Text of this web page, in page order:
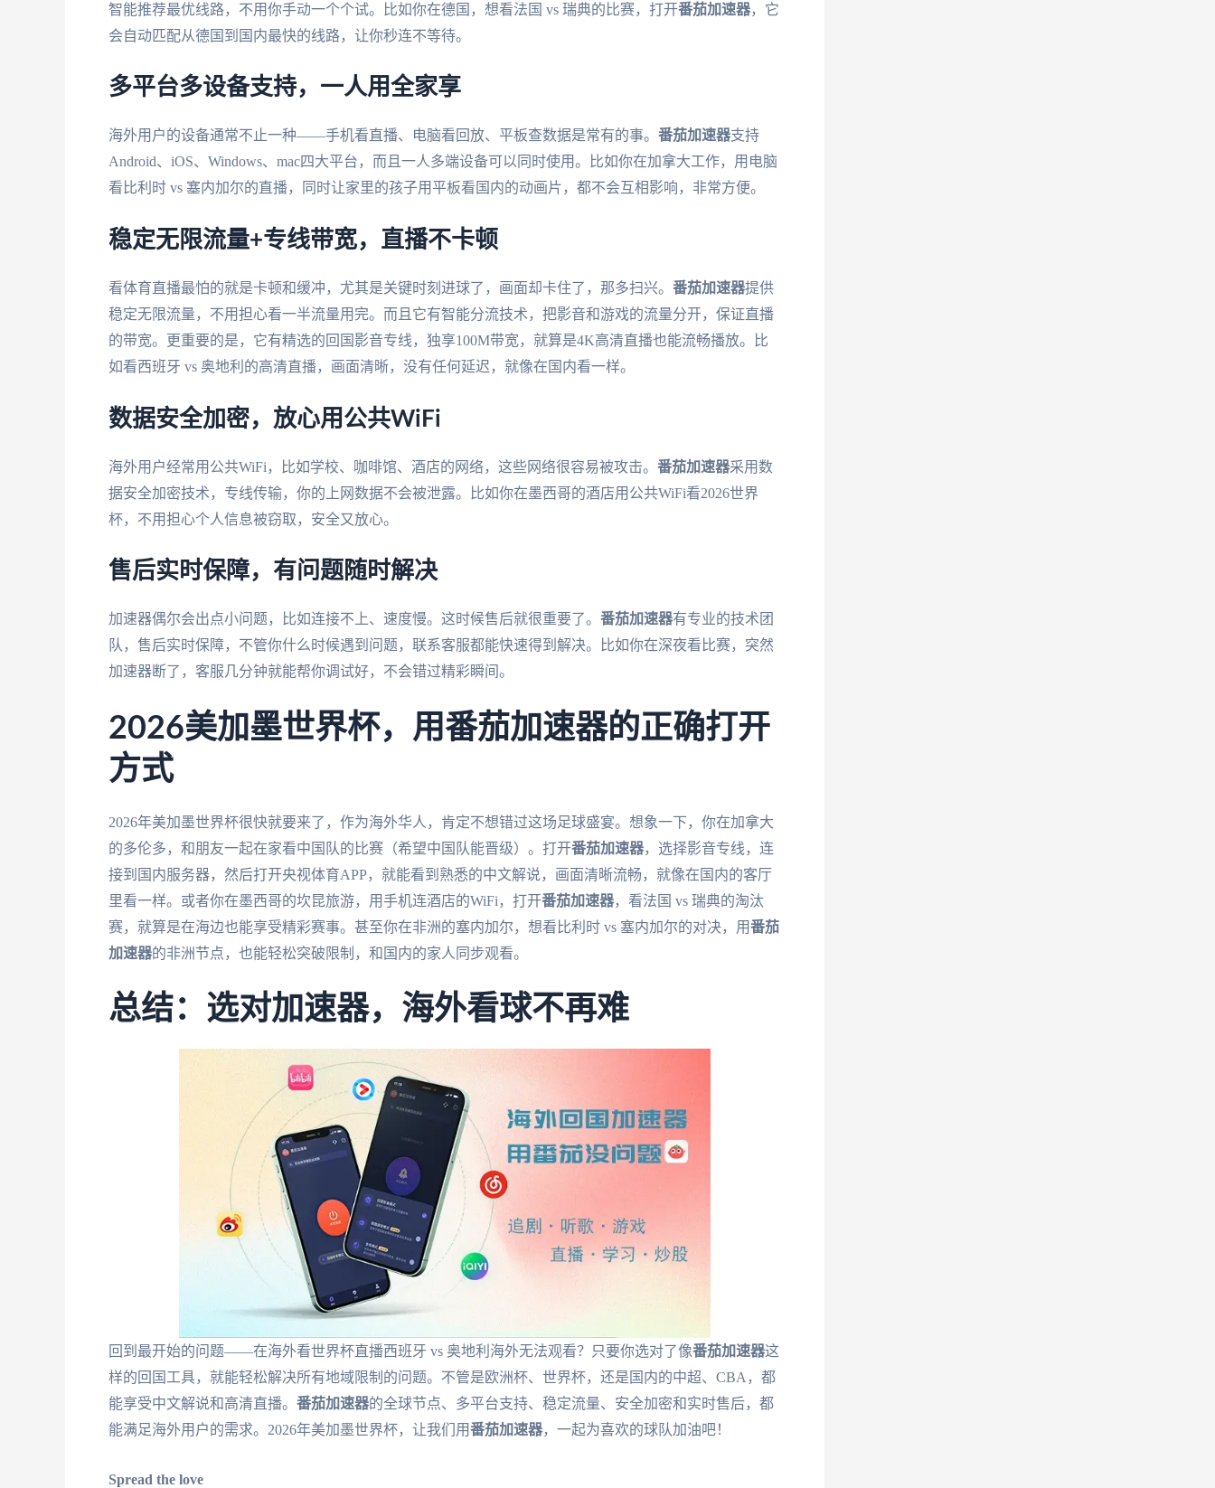
智能推荐最优线路，不用你手动一个个试。比如你在德国，想看法国 vs 瑞典的比赛，打开番茄加速器，它
会自动匹配从德国到国内最快的线路，让你秒连不等待。
多平台多设备支持，一人用全家享
海外用户的设备通常不止一种——手机看直播、电脑看回放、平板查数据是常有的事。 番茄加速器支持
Android、iOS、Windows、mac四大平台，而且一人多端设备可以同时使用。比如你在加拿大工作，用电脑
看比利时 vs 塞内加尔的直播，同时让家里的孩子用平板看国内的动画片，都不会互相影响，非常方便。
稳定无限流量+专线带宽，直播不卡顿
看体育直播最怕的就是卡顿和缓冲，尤其是关键时刻进球了，画面却卡住了，那多扫兴。 番茄加速器提供
稳定无限流量，不用担心看一半流量用完。而且它有智能分流技术，把影音和游戏的流量分开，保证直播
的带宽。更重要的是，它有精选的回国影音专线，独享100M带宽，就算是4K高清直播也能流畅播放。比
如看西班牙 vs 奥地利的高清直播，画面清晰，没有任何延迟，就像在国内看一样。
数据安全加密，放心用公共WiFi
海外用户经常用公共WiFi，比如学校、咖啡馆、酒店的网络，这些网络很容易被攻击。 番茄加速器采用数
据安全加密技术，专线传输，你的上网数据不会被泄露。比如你在墨西哥的酒店用公共WiFi看2026世界
杯，不用担心个人信息被窃取，安全又放心。
售后实时保障，有问题随时解决
加速器偶尔会出点小问题，比如连接不上、速度慢。这时候售后就很重要了。 番茄加速器有专业的技术团
队，售后实时保障，不管你什么时候遇到问题，联系客服都能快速得到解决。比如你在深夜看比赛，突然
加速器断了，客服几分钟就能帮你调试好，不会错过精彩瞬间。
2026美加墨世界杯，用番茄加速器的正确打开
方式
2026年美加墨世界杯很快就要来了，作为海外华人，肯定不想错过这场足球盛宴。想象一下，你在加拿大
的多伦多，和朋友一起在家看中国队的比赛（希望中国队能晋级）。打开番茄加速器，选择影音专线，连
接到国内服务器，然后打开央视体育APP，就能看到熟悉的中文解说，画面清晰流畅，就像在国内的客厅
里看一样。或者你在墨西哥的坎昆旅游，用手机连酒店的WiFi，打开番茄加速器，看法国 vs 瑞典的淘汰
赛，就算是在海边也能享受精彩赛事。甚至你在非洲的塞内加尔，想看比利时 vs 塞内加尔的对决，用番茄
加速器的非洲节点，也能轻松突破限制，和国内的家人同步观看。
总结：选对加速器，海外看球不再难
回到最开始的问题——在海外看世界杯直播西班牙 vs 奥地利海外无法观看？只要你选对了像番茄加速器这
样的回国工具，就能轻松解决所有地域限制的问题。不管是欧洲杯、世界杯，还是国内的中超、CBA，都
能享受中文解说和高清直播。 番茄加速器的全球节点、多平台支持、稳定流量、安全加密和实时售后，都
能满足海外用户的需求。2026年美加墨世界杯，让我们用番茄加速器，一起为喜欢的球队加油吧！
Spread the love